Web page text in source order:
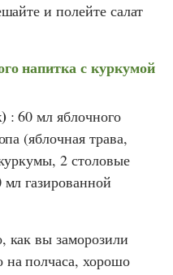
и полейте салат
напитка с куркумой
: 60 мл яблочного
(яблочная трава,
2 столовые
газированной
как вы заморозили
полчаса, хорошо